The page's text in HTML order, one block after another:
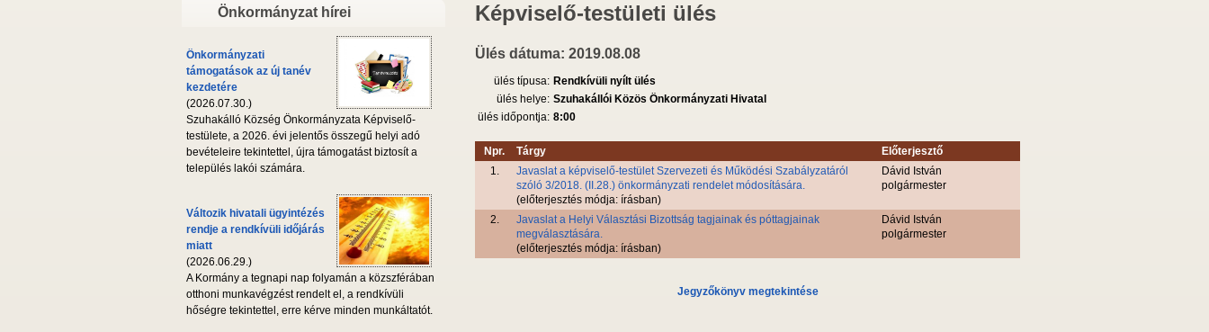
Önkormányzat hírei
Önkormányzati
támogatások az új tanév
kezdetére
(2026.07.30.)
Szuhakálló Község Önkormányzata Képviselő-
testülete, a 2026. évi jelentős összegű helyi adó
bevételeire tekintettel, újra támogatást biztosít a
település lakói számára.
Változik hivatali ügyintézés
rendje a rendkívüli időjárás
miatt
(2026.06.29.)
A Kormány a tegnapi nap folyamán a közszférában
otthoni munkavégzést rendelt el, a rendkívüli
hőségre tekintettel, erre kérve minden munkáltatót.
Képviselő-testületi ülés
Ülés dátuma: 2019.08.08
ülés típusa: Rendkívüli nyílt ülés
ülés helye: Szuhakállói Közös Önkormányzati Hivatal
ülés időpontja: 8:00
Npr. Tárgy
Előterjesztő
1.
Javaslat a képviselő-testület Szervezeti és Működési Szabályzatáról
szóló 3/2018. (II.28.) önkormányzati rendelet módosítására.
(előterjesztés módja: írásban)
Dávid István
polgármester
2.
Javaslat a Helyi Választási Bizottság tagjainak és póttagjainak
megválasztására.
(előterjesztés módja: írásban)
Dávid István
polgármester
Jegyzőkönyv megtekintése